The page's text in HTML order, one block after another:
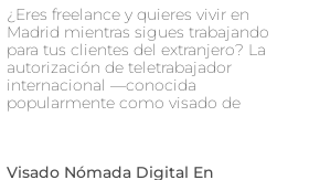
¿Eres freelance y quieres vivir en
Madrid mientras sigues trabajando
para tus clientes del extranjero? La
autorización de teletrabajador
internacional —conocida
popularmente como visado de
Visado Nómada Digital En